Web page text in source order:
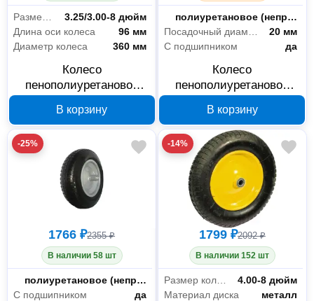
Размер колеса
3.25/3.00-8 дюйм
Длина оси колеса
96 мм
Диаметр колеса
360 мм
Колесо
пенополиуретановое
подшипник 16 мм
В корзину
Тип шины
полиуретановое (непрокалываемое)
Посадочный диаметр
20 мм
С подшипником
да
Колесо
пенополиуретановое
подшипник 20 мм
В корзину
-25%
1766 ₽2355 ₽
В наличии 58 шт
Тип шины
полиуретановое (непрокалываемое)
С подшипником
да
-14%
1799 ₽2092 ₽
В наличии 152 шт
Размер колеса
4.00-8 дюйм
Материал диска
металл